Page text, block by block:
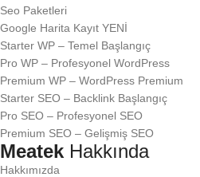
Seo Paketleri
Google Harita Kayıt YENİ
Starter WP – Temel Başlangıç
Pro WP – Profesyonel WordPress
Premium WP – WordPress Premium
Starter SEO – Backlink Başlangıç
Pro SEO – Profesyonel SEO
Premium SEO – Gelişmiş SEO
Meatek Hakkında
Hakkımızda